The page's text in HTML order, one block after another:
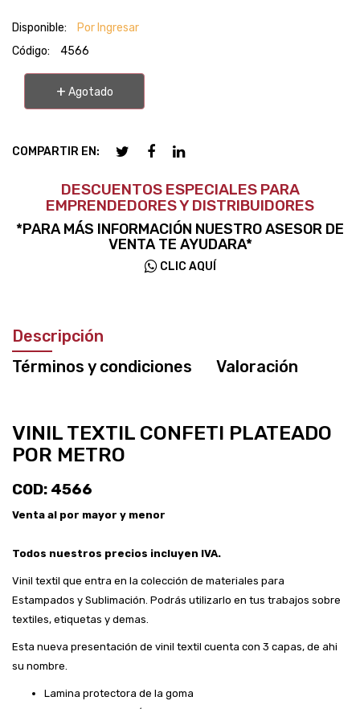
Disponible:
Por Ingresar
Código:
4566
+ Agotado
COMPARTIR EN:
DESCUENTOS ESPECIALES PARA
EMPRENDEDORES Y DISTRIBUIDORES
*PARA MÁS INFORMACIÓN NUESTRO ASESOR DE
VENTA TE AYUDARA*
CLIC AQUÍ
Descripción
Términos y condiciones
Valoración
VINIL TEXTIL CONFETI PLATEADO
POR METRO
COD: 4566
Venta al por mayor y menor
Todos nuestros precios incluyen IVA.
Vinil textil que entra en la colección de materiales para
Estampados y Sublimación. Podrás utilizarlo en tus trabajos sobre
textiles, etiquetas y demas.
Esta nueva presentación de vinil textil cuenta con 3 capas, de ahi
su nombre.
Lamina protectora de la goma